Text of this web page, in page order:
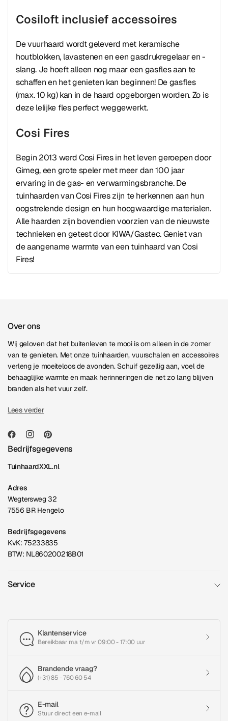
Cosiloft inclusief accessoires
De vuurhaard wordt geleverd met keramische
houtblokken, lavastenen en een gasdrukregelaar en -
slang. Je hoeft alleen nog maar een gasfles aan te
schaffen en het genieten kan beginnen! De gasfles
(max. 10 kg) kan in de haard opgeborgen worden. Zo is
deze lelijke fles perfect weggewerkt.
Cosi Fires
Begin 2013 werd Cosi Fires in het leven geroepen door
Gimeg, een grote speler met meer dan 100 jaar
ervaring in de gas- en verwarmingsbranche. De
tuinhaarden van Cosi Fires zijn te herkennen aan hun
oogstrelende design en hun hoogwaardige materialen.
Alle haarden zijn bovendien voorzien van de nieuwste
technieken en getest door KIWA/Gastec. Geniet van
de aangename warmte van een tuinhaard van Cosi
Fires!
Over ons
Wij geloven dat het buitenleven te mooi is om alleen in de zomer
van te genieten. Met onze tuinhaarden, vuurschalen en accessoires
verleng je moeiteloos de avonden. Schuif gezellig aan, voel de
behaaglijke warmte en maak herinneringen die net zo lang blijven
branden als het vuur zelf.
Lees verder
Bedrijfsgegevens
TuinhaardXXL.nl
Adres
Wegtersweg 32
7556 BR Hengelo
Bedrijfsgegevens
KvK: 75233835
BTW: NL860200218B01
Service
Klantenservice
Bereikbaar ma t/m vr 09:00 - 17:00 uur
Brandende vraag?
(+31) 85 - 760 60 54
E-mail
Stuur direct een e-mail